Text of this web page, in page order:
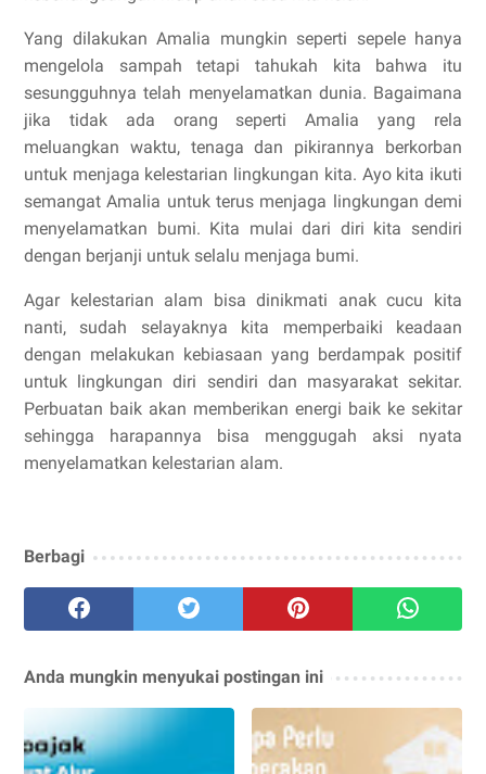
Yang dilakukan Amalia mungkin seperti sepele hanya
mengelola sampah tetapi tahukah kita bahwa itu
sesungguhnya telah menyelamatkan dunia. Bagaimana
jika tidak ada orang seperti Amalia yang rela
meluangkan waktu, tenaga dan pikirannya berkorban
untuk menjaga kelestarian lingkungan kita. Ayo kita ikuti
semangat Amalia untuk terus menjaga lingkungan demi
menyelamatkan bumi. Kita mulai dari diri kita sendiri
dengan berjanji untuk selalu menjaga bumi.
Agar kelestarian alam bisa dinikmati anak cucu kita
nanti, sudah selayaknya kita memperbaiki keadaan
dengan melakukan kebiasaan yang berdampak positif
untuk lingkungan diri sendiri dan masyarakat sekitar.
Perbuatan baik akan memberikan energi baik ke sekitar
sehingga harapannya bisa menggugah aksi nyata
menyelamatkan kelestarian alam.
Berbagi
Anda mungkin menyukai postingan ini